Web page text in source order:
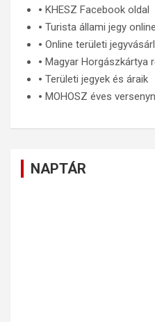
🞄 KHESZ Facebook oldal
🞄 Turista állami jegy
🞄 Online területi
🞄 Magyar Horgászkártya
🞄 Területi jegyek és áraik
🞄 MOHOSZ éves
NAPTÁR